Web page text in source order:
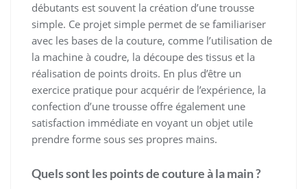
débutants est souvent la création d’une trousse
simple. Ce projet simple permet de se familiariser
avec les bases de la couture, comme l’utilisation de
la machine à coudre, la découpe des tissus et la
réalisation de points droits. En plus d’être un
exercice pratique pour acquérir de l’expérience, la
confection d’une trousse offre également une
satisfaction immédiate en voyant un objet utile
prendre forme sous ses propres mains.
Quels sont les points de couture à la main ?